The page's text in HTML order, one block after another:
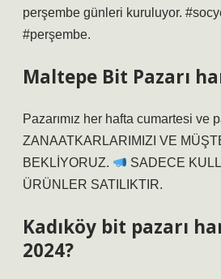
perşembe günleri kuruluyor.
#perşembe.
Maltepe Bit Pazarı
Pazarımız her hafta cumartesi ve
ZANAATKARLARIMIZI VE
BEKLİYORUZ.
SADECE
ÜRÜNLER SATILIKTIR.
Kadıköy bit pazarı
2024?